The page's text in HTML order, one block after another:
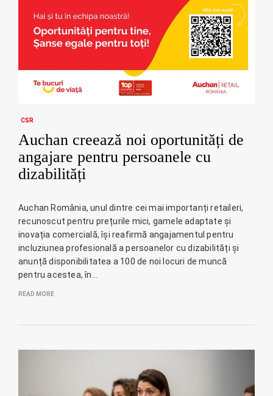
CSR
Auchan creează noi oportunități de
angajare pentru persoanele cu
dizabilități
Auchan România, unul dintre cei mai importanți retaileri,
recunoscut pentru prețurile mici, gamele adaptate și
inovația comercială, își reafirmă angajamentul pentru
incluziunea profesională a persoanelor cu dizabilități și
anunță disponibilitatea a 100 de noi locuri de muncă
pentru acestea, în…
READ MORE